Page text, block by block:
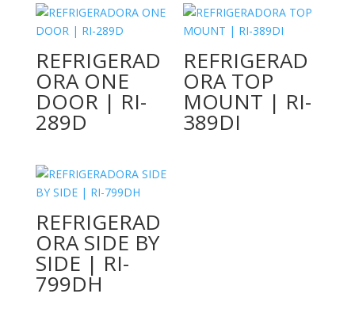
REFRIGERAD
ORA ONE
DOOR | RI-
289D
REFRIGERAD
ORA TOP
MOUNT | RI-
389DI
REFRIGERAD
ORA SIDE BY
SIDE | RI-
799DH